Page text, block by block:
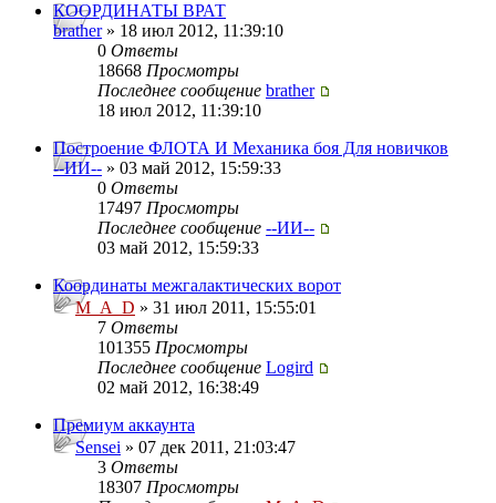
КООРДИНАТЫ ВРАТ
brather» 18 июл 2012, 11:39:10
0 Ответы
18668 Просмотры
Последнее сообщение brather
18 июл 2012, 11:39:10
Построение ФЛОТА И Механика боя Для новичков
--ИИ-- » 03 май 2012, 15:59:33
0 Ответы
17497 Просмотры
Последнее сообщение --ИИ--
03 май 2012, 15:59:33
Координаты межгалактических ворот
M_A_D » 31 июл 2011, 15:55:01
7 Ответы
101355 Просмотры
Последнее сообщение Logird
02 май 2012, 16:38:49
Премиум аккаунта
Sensei » 07 дек 2011, 21:03:47
3 Ответы
18307 Просмотры